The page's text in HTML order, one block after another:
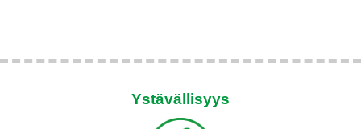
Ystävällisyys